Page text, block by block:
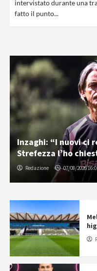
intervistato durante una
fatto il punto...
Inzaghi: “I nuovi ci
Strefezza l’ho
Redazione 07/08/2026